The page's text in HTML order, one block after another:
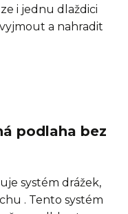
i jednu dlaždici
a nahradit
podlaha bez
systém drážek,
. Tento systém